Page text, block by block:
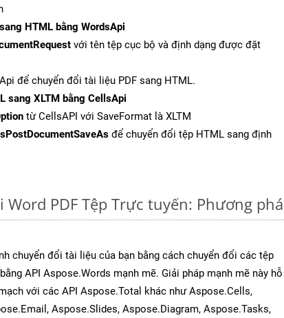
HTML bằng WordsApi
với tên tệp cục bộ và định dạng được đặt
để chuyển đổi tài liệu PDF sang HTML.
sang XLTM bằng CellsApi
từ CellsAPI với SaveFormat là XLTM
để chuyển đổi tệp HTML sang định
Word PDF Tệp Trực tuyến: Phương
chuyển đổi tài liệu của bạn bằng cách chuyển đổi các tệp
API Aspose.Words mạnh mẽ. Giải pháp mạnh mẽ này hỗ
với các API Aspose.Total khác như Aspose.Cells,
Aspose.Slides, Aspose.Diagram, Aspose.Tasks,